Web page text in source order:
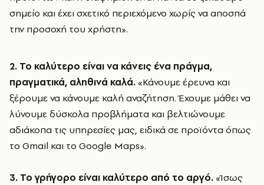
σημείο και έχει σχετικό περιεχόμενο χωρίς να αποσπά
την προσοχή του χρήστη».
2. Το καλύτερο είναι να κάνεις ένα πράγμα,
πραγματικά, αληθινά καλά. «Κάνουμε έρευνα και
ξέρουμε να κάνουμε καλή αναζήτηση. Έχουμε μάθει να
λύνουμε δύσκολα προβλήματα και βελτιώνουμε
αδιάκοπα τις υπηρεσίες μας, ειδικά σε προϊόντα όπως
το Gmail και το Google Maps».
3. Το γρήγορο είναι καλύτερο από το αργό. «Ίσως